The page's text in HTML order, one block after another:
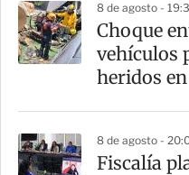
8 de agosto -
Choque
vehículos
heridos
8 de agosto -
Fiscalía